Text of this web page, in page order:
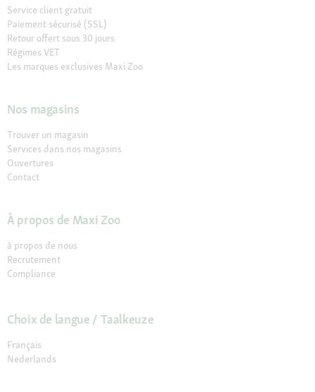
Service client gratuit
Paiement sécurisé (SSL)
Retour offert sous 30 jours
Régimes VET
Les marques exclusives Maxi Zoo
Nos magasins
Trouver un magasin
Services dans nos magasins
Ouvertures
Contact
À propos de Maxi Zoo
à propos de nous
Recrutement
Compliance
Choix de langue / Taalkeuze
Français
Nederlands